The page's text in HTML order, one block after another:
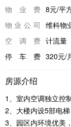
物业费 8元/平
物业公司 维科物
空调费 计流量
停车费 320元/
房源介绍
1、室内空调独立控
2、大楼内设5部电
3、园区内环境优美